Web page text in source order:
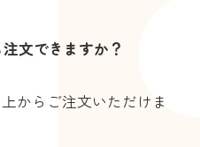
文できますか？
からご注文いただけま